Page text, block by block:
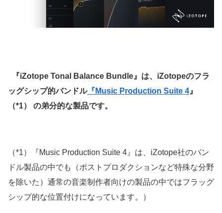
『iZotope Tonal Balance Bundle』は、iZotopeのフラ
ッグシップ的バンドル『Music Production Suite 4 』
（*1） の弟分的な製品です。
（*1）『Music Production Suite 4』は、iZotope社のバン
ドル製品の中でも（ポストプロダクションなど特殊な分野
を除いた）通常の音楽制作者向けの製品の中ではフラッグ
シップ的な位置付けになっています。）